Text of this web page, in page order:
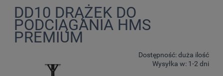
DD10 DRĄŻEK DO
PODCIĄGANIA HMS
PREMIUM
Dostępność:duża ilość
Wysyłka w: 1-2 dni